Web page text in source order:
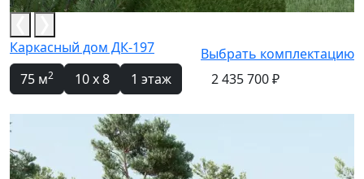
Каркасный дом ДК-197
75 м2 10 x 8 1 этаж
Выбрать комплектацию
2 435 700 ₽